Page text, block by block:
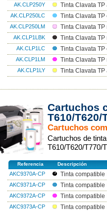
AK.CLP250Y Tinta Clavata
AK.CLP250LC Tinta Clavata
AK.CLP250LM Tinta Clavata
AK.CLP1LBK Tinta Clavata
AK.CLP1LC Tinta Clavata
AK.CLP1LM Tinta Clavata
AK.CLP1LY Tinta Clavata
Cartuchos
T610/T620/
Cartuchos
Cartuchos de
T610/T620/T770/
Referencia Descripción
AKC9370A-CP Tinta compatible
AKC9371A-CP Tinta compatible
AKC9372A-CP Tinta compatible
AKC9373A-CP Tinta compatible